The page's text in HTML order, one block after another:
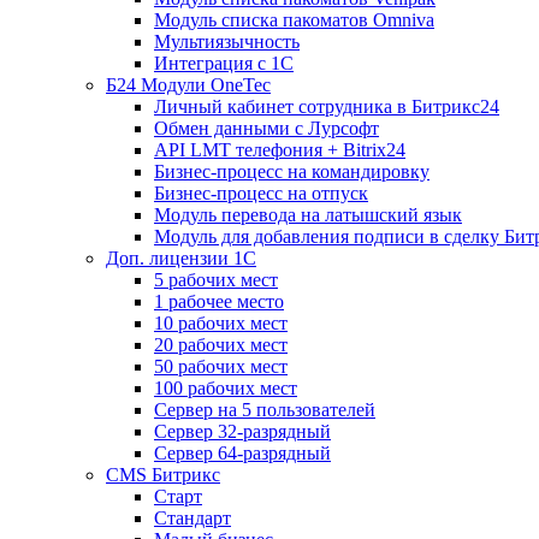
Модуль списка пакоматов Omniva
Мультиязычность
Интеграция с 1С
Б24 Модули OneTec
Личный кабинет сотрудника в Битрикс24
Обмен данными с Лурсофт
API LMT телефония + Bitrix24
Бизнес-процесс на командировку
Бизнес-процесс на отпуск
Модуль перевода на латышский язык
Модуль для добавления подписи в сделку
Доп. лицензии 1С
5 рабочих мест
1 рабочее место
10 рабочих мест
20 рабочих мест
50 рабочих мест
100 рабочих мест
Сервер на 5 пользователей
Сервер 32-разрядный
Сервер 64-разрядный
CMS Битрикс
Старт
Стандарт